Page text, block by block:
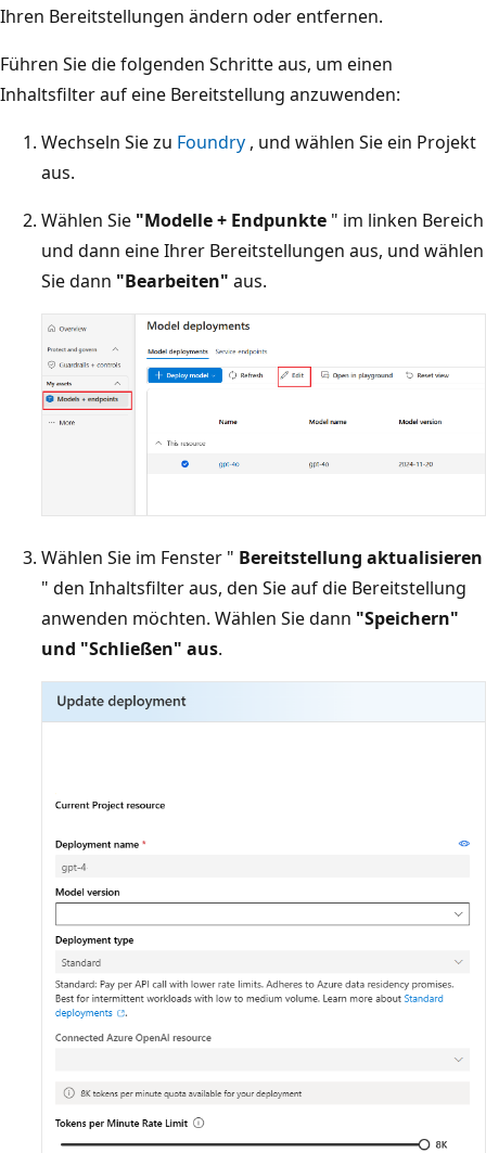
Ihren Bereitstellungen ändern oder entfernen.
Führen Sie die folgenden Schritte aus, um einen
Inhaltsfilter auf eine Bereitstellung anzuwenden:
Wechseln Sie zu Foundry , und wählen Sie ein Projekt
aus.
Wählen Sie "Modelle + Endpunkte " im linken Bereich
und dann eine Ihrer Bereitstellungen aus, und wählen
Sie dann "Bearbeiten" aus.
Wählen Sie im Fenster " Bereitstellung aktualisieren
" den Inhaltsfilter aus, den Sie auf die Bereitstellung
anwenden möchten. Wählen Sie dann "Speichern"
und "Schließen" aus.